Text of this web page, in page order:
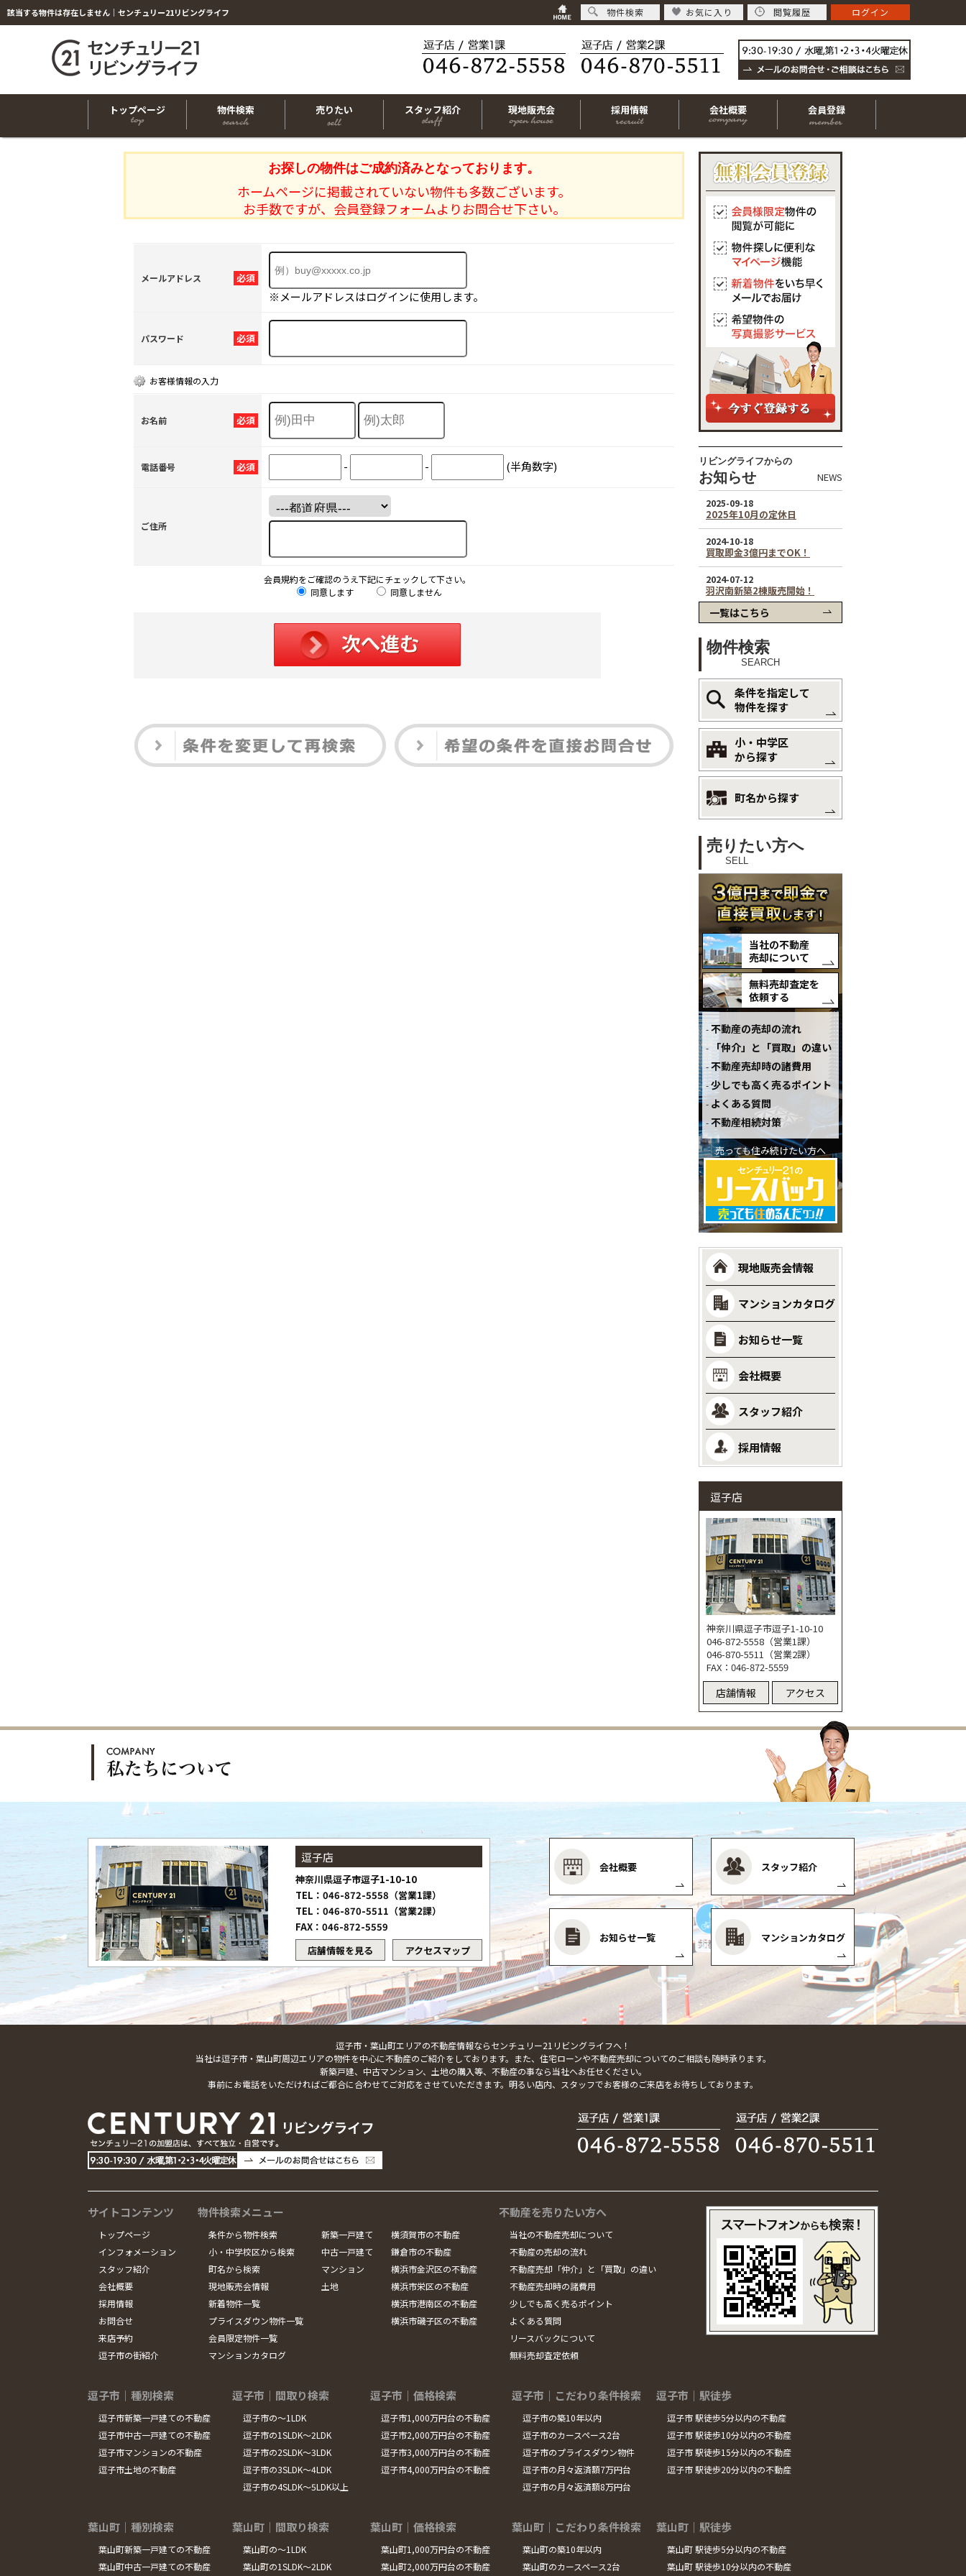
該当する物件は存在しません｜センチュリー21リビングライフ
トップページ 物件検索 売りたい スタッフ紹介 現地販売会 採用情報 会社概要 会員登録
お探しの物件はご成約済みとなっております。
ホームページに掲載されていない物件も多数ございます。
お手数ですが、会員登録フォームよりお問合せ下さい。
必須
メールアドレス
※メールアドレスはログインに使用します。
必須
パスワード
お客様情報の入力
必須
お名前
必須
電話番号 - - (半角数字)
ご住所
会員規約をご確認のうえ下記にチェックして下さい。
同意します
同意しません
リビングライフからの
お知らせ NEWS
一覧はこちら
物件検索
SEARCH
条件を指定して
物件を探す
小・中学区
から探す
町名から探す
売りたい方へ
SELL
当社の不動産
売却について
無料売却査定を
依頼する
不動産の売却の流れ
「仲介」と「買取」の違い
不動産売却時の諸費用
少しでも高く売るポイント
よくある質問
不動産相続対策
売っても住み続けたい方へ
現地販売会情報
マンションカタログ
お知らせ一覧
会社概要
スタッフ紹介
採用情報
逗子店
神奈川県逗子市逗子1-10-10
046-872-5558（営業1課）
046-870-5511（営業2課）
FAX：046-872-5559
店舗情報 アクセス
逗子店
神奈川県逗子市逗子1-10-10
TEL：046-872-5558（営業1課）
TEL：046-870-5511（営業2課）
FAX：046-872-5559
店舗情報を見る
アクセスマップ
会社概要 スタッフ紹介
お知らせ一覧 マンションカタログ
逗子市・葉山町エリアの不動産情報ならセンチュリー21リビングライフへ！
当社は逗子市・葉山町周辺エリアの物件を中心に不動産のご紹介をしております。また、住宅ローンや不動産売却についてのご相談も随時承ります。
新築戸建、中古マンション、土地の購入等、不動産の事なら当社へお任せください。
事前にお電話をいただければご都合に合わせてご対応をさせていただきます。明るい店内、スタッフでお客様のご来店をお待ちしております。
サイトコンテンツ
トップページ
インフォメーション
スタッフ紹介
会社概要
採用情報
お問合せ
来店予約
逗子市の街紹介
物件検索メニュー
条件から物件検索
小・中学校区から検索
町名から検索
現地販売会情報
新着物件一覧
プライスダウン物件一覧
会員限定物件一覧
マンションカタログ
新築一戸建て
中古一戸建て
マンション
土地
横須賀市の不動産
鎌倉市の不動産
横浜市金沢区の不動産
横浜市栄区の不動産
横浜市港南区の不動産
横浜市磯子区の不動産
不動産を売りたい方へ
当社の不動産売却について
不動産の売却の流れ
不動産売却「仲介」と「買取」の違い
不動産売却時の諸費用
少しでも高く売るポイント
よくある質問
リースバックについて
無料売却査定依頼
逗子市｜種別検索
逗子市新築一戸建ての不動産
逗子市中古一戸建ての不動産
逗子市マンションの不動産
逗子市土地の不動産
逗子市｜間取り検索
逗子市の～1LDK
逗子市の1SLDK～2LDK
逗子市の2SLDK～3LDK
逗子市の3SLDK～4LDK
逗子市の4SLDK～5LDK以上
逗子市｜価格検索
逗子市1,000万円台の不動産
逗子市2,000万円台の不動産
逗子市3,000万円台の不動産
逗子市4,000万円台の不動産
逗子市｜こだわり条件検索
逗子市の築10年以内
逗子市のカースペース2台
逗子市のプライスダウン物件
逗子市の月々返済額7万円台
逗子市の月々返済額8万円台
逗子市｜駅徒歩
逗子市 駅徒歩5分以内の不動産
逗子市 駅徒歩10分以内の不動産
逗子市 駅徒歩15分以内の不動産
逗子市 駅徒歩20分以内の不動産
葉山町｜種別検索
葉山町新築一戸建ての不動産
葉山町中古一戸建ての不動産
葉山町｜間取り検索
葉山町の～1LDK
葉山町の1SLDK～2LDK
葉山町｜価格検索
葉山町1,000万円台の不動産
葉山町2,000万円台の不動産
葉山町｜こだわり条件検索
葉山町の築10年以内
葉山町のカースペース2台
葉山町｜駅徒歩
葉山町 駅徒歩5分以内の不動産
葉山町 駅徒歩10分以内の不動産
物件検索 お気に入り 閲覧履歴 ログイン